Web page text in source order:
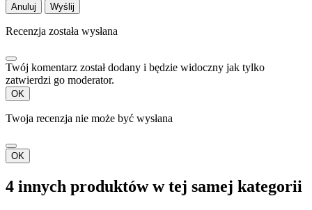
Anuluj Wyślij
Recenzja została wysłana
Twój komentarz został dodany i będzie widoczny jak tylko
zatwierdzi go moderator.
OK
Twoja recenzja nie może być wysłana
OK
4 innych produktów w tej samej kategorii